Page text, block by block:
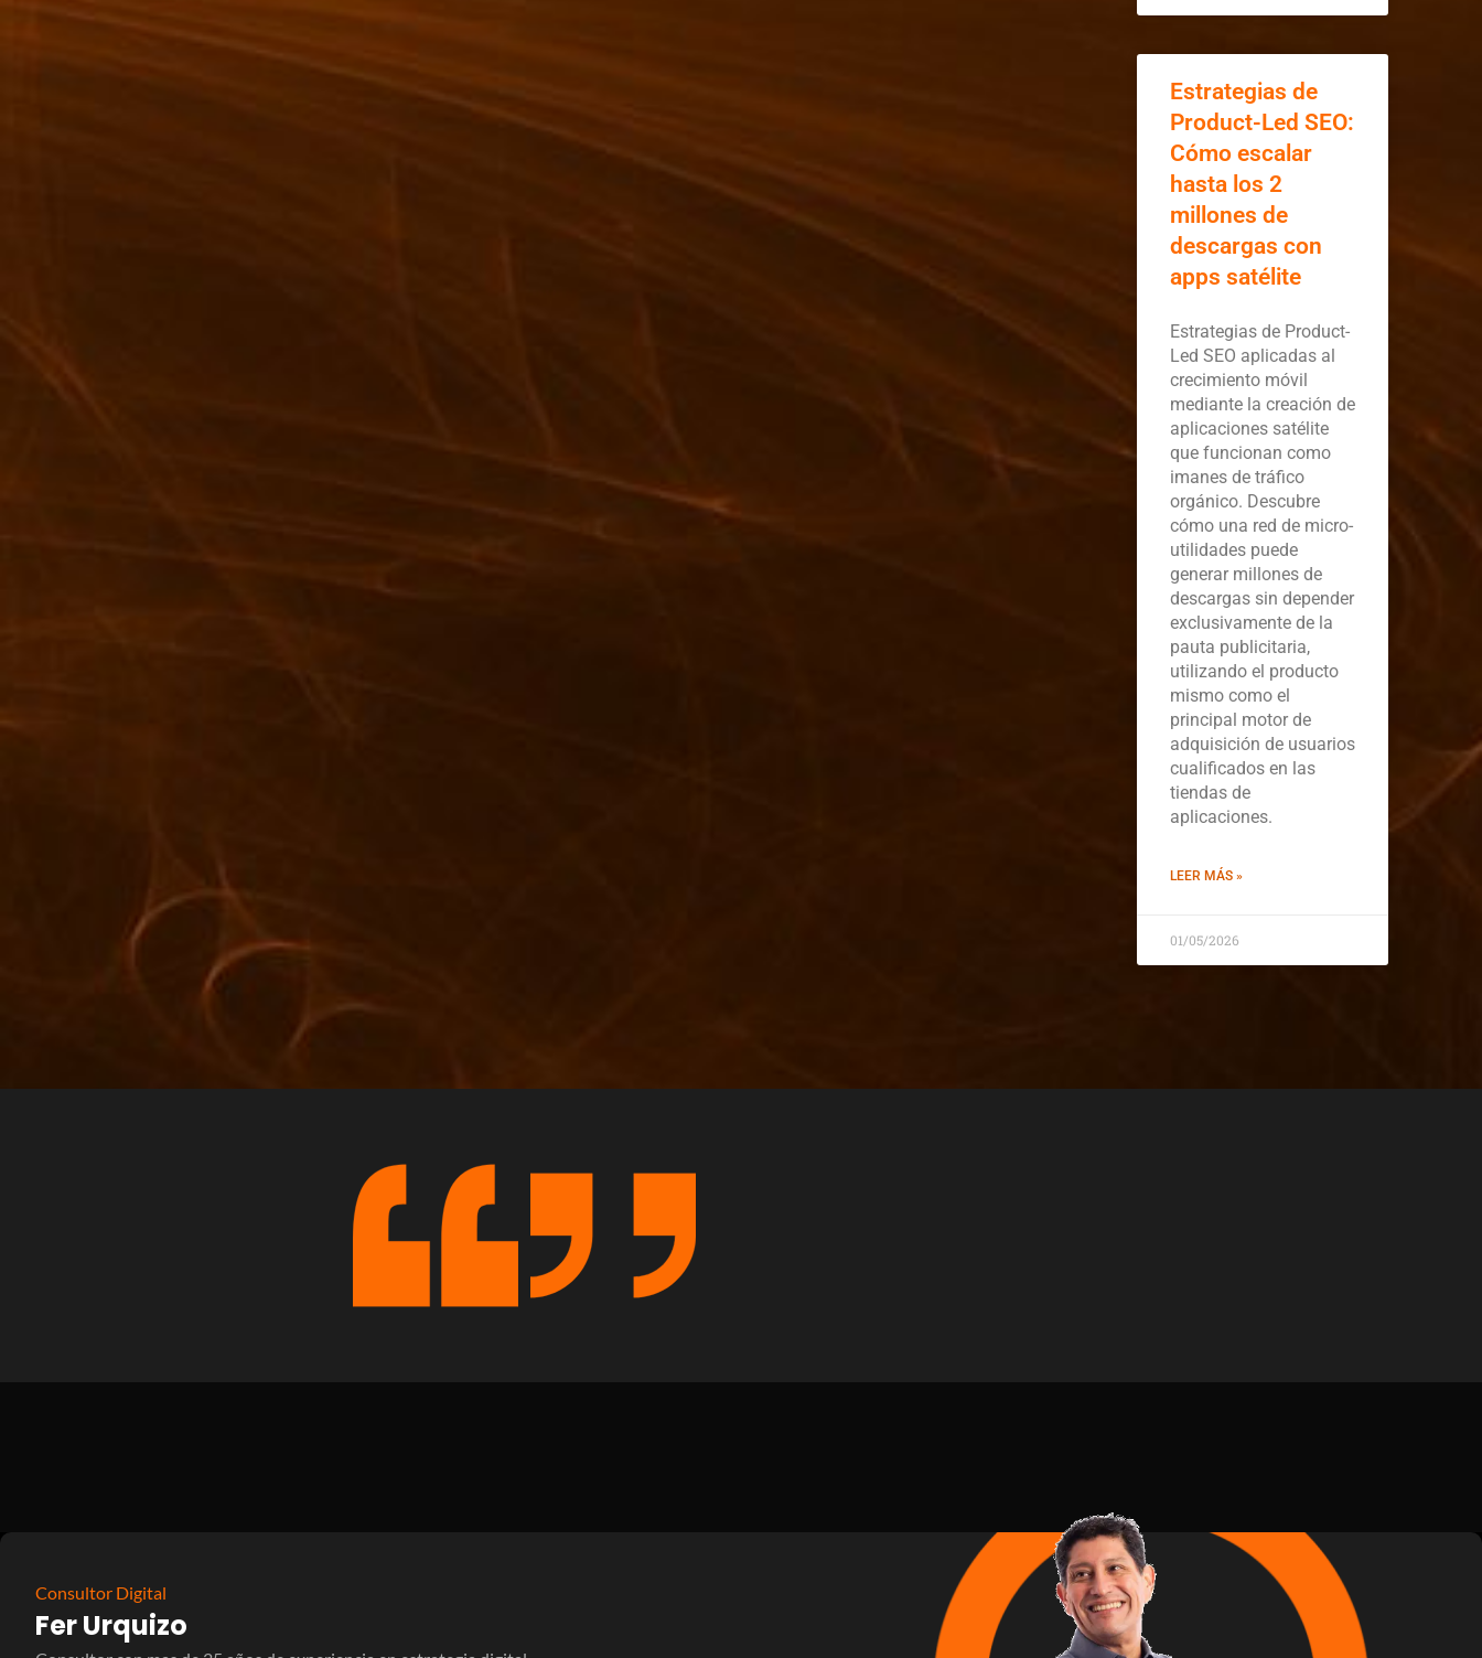
Estrategias de
Product-Led SEO:
Cómo escalar
hasta los 2
millones de
descargas con
apps satélite
Estrategias de Product-
Led SEO aplicadas al
crecimiento móvil
mediante la creación de
aplicaciones satélite
que funcionan como
imanes de tráfico
orgánico. Descubre
cómo una red de micro-
utilidades puede
generar millones de
descargas sin depender
exclusivamente de la
pauta publicitaria,
utilizando el producto
mismo como el
principal motor de
adquisición de usuarios
cualificados en las
tiendas de
aplicaciones.
LEER MÁS »
01/05/2026
Consultor Digital
Fer Urquizo